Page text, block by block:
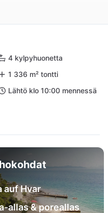
4 kylpyhuonetta
1 336 m² tontti
Lähtö klo 10:00 mennessä
auf Hvar
allas & poreallas